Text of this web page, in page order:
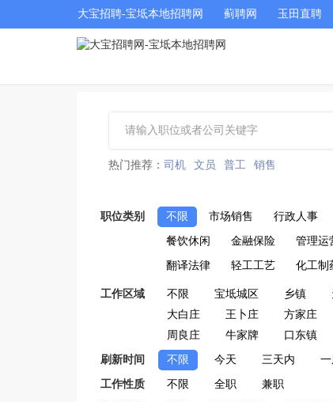
大宝招聘-宝坻本地招聘网 蓟聘网 玉田直聘
热门推荐： 司机 文员 普工 销售
职位类别 不限 市场销售 行政人事
餐饮休闲 金融保险 管理运
翻译法律 轻工工艺 化工制
工作区域 不限 宝坻城区 乡镇
大白庄
王卜庄 方家庄
周良庄
牛家牌 口东镇
刷新时间 不限 今天 三天内
工作性质 不限 全职 兼职